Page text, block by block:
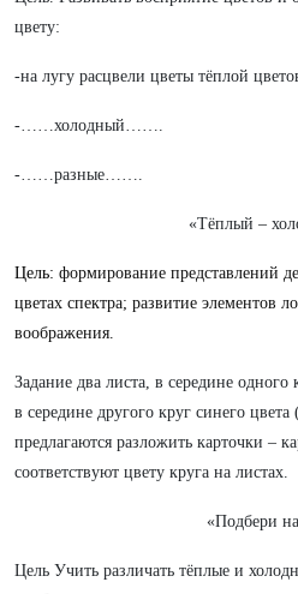
цвету:
-на лугу расцвели цветы тёплой
-……холодный…….
-……разные…….
«Тёплый –
Цель: формирование представлений
цветах спектра; развитие элементов
воображения.
Задание два листа, в середине
в середине другого круг синего
предлагаются разложить карточки –
соответствуют цвету круга на листах.
«Подбери
Цель Учить различать тёплые и